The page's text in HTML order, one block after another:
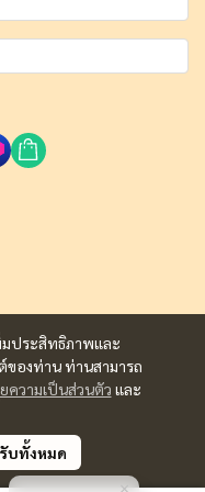
มประสิทธิภาพและ
ของท่าน ท่านสามารถ
ความเป็นส่วนตัว และ
บทั้งหมด